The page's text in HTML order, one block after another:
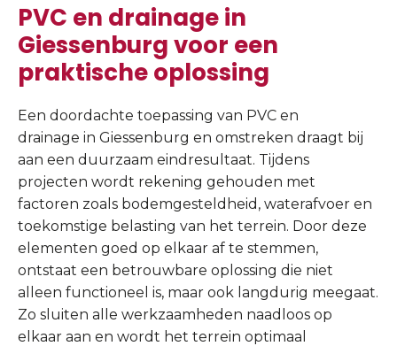
PVC en drainage in
Giessenburg voor een
praktische oplossing
Een doordachte toepassing van PVC en
drainage in Giessenburg en omstreken draagt bij
aan een duurzaam eindresultaat. Tijdens
projecten wordt rekening gehouden met
factoren zoals bodemgesteldheid, waterafvoer en
toekomstige belasting van het terrein. Door deze
elementen goed op elkaar af te stemmen,
ontstaat een betrouwbare oplossing die niet
alleen functioneel is, maar ook langdurig meegaat.
Zo sluiten alle werkzaamheden naadloos op
elkaar aan en wordt het terrein optimaal